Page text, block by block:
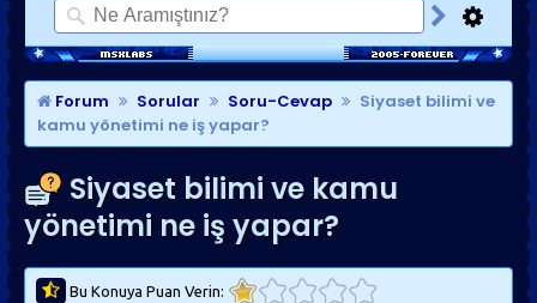
GÜNLÜKLER
SON MESAJLAR
KISAYOLLAR
Forum Sorular Soru-Cevap
Siyaset bilimi ve
kamu yönetimi ne iş yapar?
Siyaset bilimi ve kamu
yönetimi ne iş yapar?
Bu Konuya Puan Verin: